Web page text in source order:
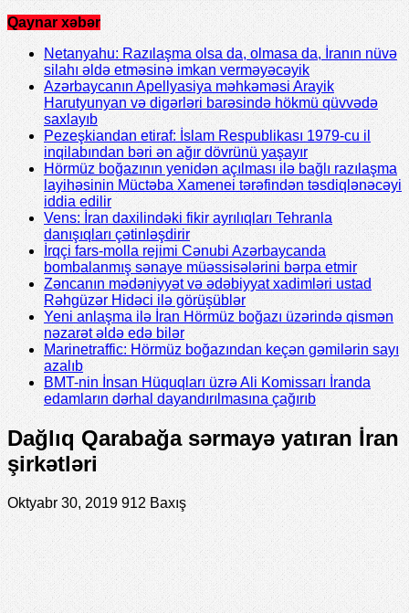
Qaynar xəbər
Netanyahu: Razılaşma olsa da, olmasa da, İranın nüvə
silahı əldə etməsinə imkan verməyəcəyik
Azərbaycanın Apellyasiya məhkəməsi Arayik
Harutyunyan və digərləri barəsində hökmü qüvvədə
saxlayıb
Pezeşkiandan etiraf: İslam Respublikası 1979-cu il
inqilabından bəri ən ağır dövrünü yaşayır
Hörmüz boğazının yenidən açılması ilə bağlı razılaşma
layihəsinin Müctəba Xamenei tərəfindən təsdiqlənəcəyi
iddia edilir
Vens: İran daxilindəki fikir ayrılıqları Tehranla
danışıqları çətinləşdirir
İrqçi fars-molla rejimi Cənubi Azərbaycanda
bombalanmış sənaye müəssisələrini bərpa etmir
Zəncanın mədəniyyət və ədəbiyyat xadimləri ustad
Rəhgüzər Hidəci ilə görüşüblər
Yeni anlaşma ilə İran Hörmüz boğazı üzərində qismən
nəzarət əldə edə bilər
Marinetraffic: Hörmüz boğazından keçən gəmilərin sayı
azalıb
BMT-nin İnsan Hüquqları üzrə Ali Komissarı İranda
edamların dərhal dayandırılmasına çağırıb
Dağlıq Qarabağa sərmayə yatıran İran
şirkətləri
Oktyabr 30, 2019 912 Baxış